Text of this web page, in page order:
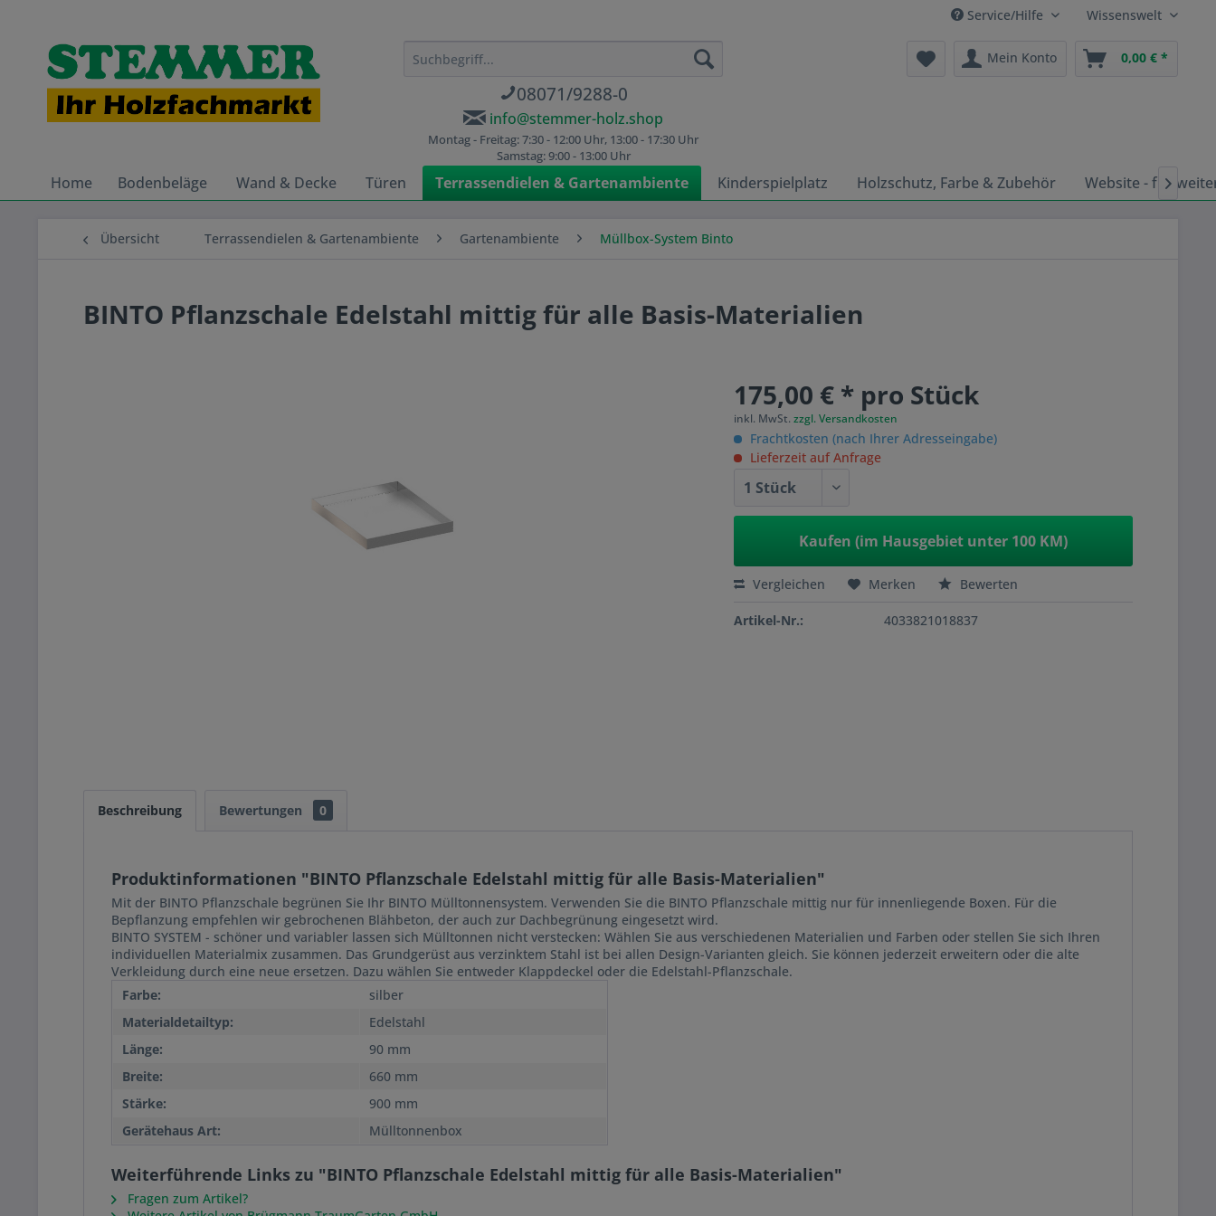
Service/Hilfe Wissenswelt
08071/9288-0
info@stemmer-holz.shop
Montag - Freitag: 7:30 - 12:00 Uhr, 13:00 - 17:30 Uhr
Samstag: 9:00 - 13:00 Uhr
Mein Konto 0,00 € *
Home Bodenbeläge Wand & Decke Türen Terrassendielen & Gartenambiente Kinderspielplatz Holzschutz, Farbe & Zubehör Website - für

Übersicht Terrassendielen & Gartenambiente Gartenambiente Müllbox-System Binto
BINTO Pflanzschale Edelstahl mittig für alle Basis-Materialien
175,00 € * pro Stück
inkl. MwSt.zzgl. Versandkosten
Frachtkosten (nach Ihrer Adresseingabe)
Lieferzeit auf Anfrage
Kaufen (im Hausgebiet unter 100 KM)
Vergleichen Merken Bewerten
Artikel-Nr.: 4033821018837
Beschreibung Bewertungen 0
Produktinformationen "BINTO Pflanzschale Edelstahl mittig für alle Basis-Materialien"
Mit der BINTO Pflanzschale begrünen Sie Ihr BINTO Mülltonnensystem. Verwenden Sie die BINTO Pflanzschale mittig nur für innenliegende Boxen. Für die
Bepflanzung empfehlen wir gebrochenen Blähbeton, der auch zur Dachbegrünung eingesetzt wird.
BINTO SYSTEM - schöner und variabler lassen sich Mülltonnen nicht verstecken: Wählen Sie aus verschiedenen Materialien und Farben oder stellen Sie sich Ihren
individuellen Materialmix zusammen. Das Grundgerüst aus verzinktem Stahl ist bei allen Design-Varianten gleich. Sie können jederzeit erweitern oder die alte
Verkleidung durch eine neue ersetzen. Dazu wählen Sie entweder Klappdeckel oder die Edelstahl-Pflanzschale.
Farbe:
silber
Materialdetailtyp:
Edelstahl
Länge:
90 mm
Breite:
660 mm
Stärke:
900 mm
Gerätehaus Art:
Mülltonnenbox
Weiterführende Links zu "BINTO Pflanzschale Edelstahl mittig für alle Basis-Materialien"
Fragen zum Artikel?